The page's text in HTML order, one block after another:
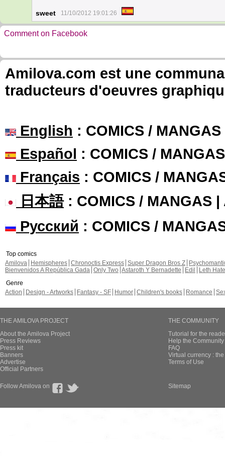
sweet 11/10/2012 19:01:26
Comment on Facebook
Amilova.com est une
traducteurs d'oeuvres
English : COMICS /
Español : COMICS /
Français : COMICS /
日本語: COMICS / MANGAS |
Русский : COMICS /
Top comics
Amilova
Hemispheres Chronoctis Express Super Dragon Bros Z
Bienvenidos A República Gada Only Two Astaroth Y Bernadette Edil
Leth Hate
Genre
Action
Design - Artworks Fantasy - SF Humor Children's books Romance
THE AMILOVA PROJECT
About the Amilova Project
Press Reviews
Press kit
Banners
Advertise
Official Partners
THE COMMUNITY
Tutorial for the
Help the
FAQ
Virtual currency :
Terms of Use
Follow Amilova on Sitemap